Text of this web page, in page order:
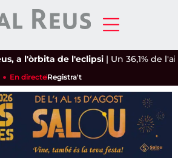
l'òrbita de l'eclipsi|Un 36,1% de
En directeRegistra't